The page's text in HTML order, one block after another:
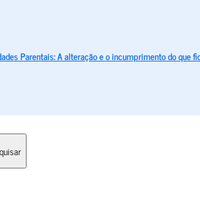
Parentais: A alteração e o incumprimento do que